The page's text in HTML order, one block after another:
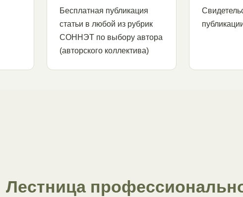
Бесплатная публикация
статьи в любой из рубрик
СОННЭТ по выбору автора
(авторского коллектива)
Лестница